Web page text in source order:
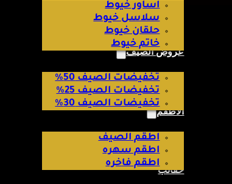
اساور خيوط
سلاسل خيوط
حلقان خيوط
خاتم خيوط
عروض الصيف
تخفيضات الصيف 50%
تخفيضات الصيف 25%
تخفيضات الصيف 30%
الاطقم
اطقم الصيف
اطقم سهره
اطقم فاخره
حقائب